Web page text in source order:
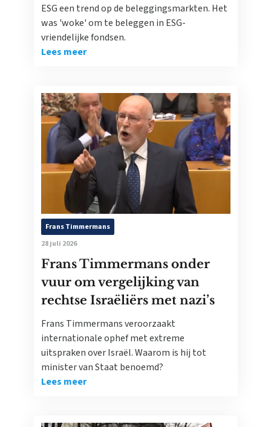
ESG een trend op de beleggingsmarkten. Het
was 'woke' om te beleggen in ESG-
vriendelijke fondsen.
Lees meer
Frans Timmermans
28 juli 2026
Frans Timmermans onder
vuur om vergelijking van
rechtse Israëliërs met nazi’s
Frans Timmermans veroorzaakt
internationale ophef met extreme
uitspraken over Israël. Waarom is hij tot
minister van Staat benoemd?
Lees meer